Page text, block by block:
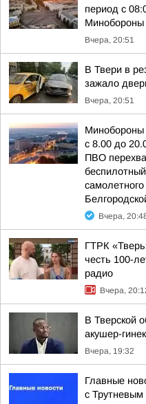
период с
Вчера, 20:51
В Твери в
зажало
Вчера, 20:51
Минобороны
с 8.00 до
ПВО
Вчера,
ГТРК
честь 100-
радио
Вчера,
В Тверской
акушер-
Вчера, 19:32
Главные
с Трутневым